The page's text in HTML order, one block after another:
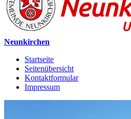
Neunkirchen
Startseite
Seitenübersicht
Kontaktformular
Impressum